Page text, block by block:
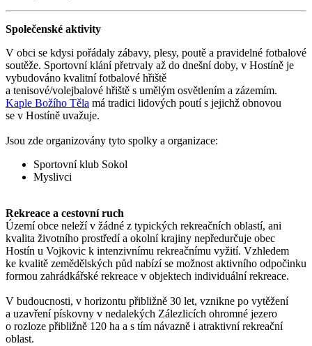
Společenské aktivity
V obci se kdysi pořádaly zábavy, plesy, poutě a pravidelné fotbalové
soutěže. Sportovní klání přetrvaly až do dnešní doby, v Hostíně je
vybudováno kvalitní fotbalové hřiště
a tenisové/volejbalové hřiště s umělým osvětlením a zázemím.
Kaple Božího Těla má tradici lidových poutí s jejichž obnovou
se v Hostíně uvažuje.
Jsou zde organizovány tyto spolky a organizace:
Sportovní klub Sokol
Myslivci
Rekreace a cestovní ruch
Území obce neleží v žádné z typických rekreačních oblastí, ani
kvalita životního prostředí a okolní krajiny nepředurčuje obec
Hostín u Vojkovic k intenzivnímu rekreačnímu vyžití. Vzhledem
ke kvalitě zemědělských půd nabízí se možnost aktivního odpočinku
formou zahrádkářské rekreace v objektech individuální rekreace.
V budoucnosti, v horizontu přibližně 30 let, vznikne po vytěžení
a uzavření pískovny v nedalekých Zálezlicích ohromné jezero
o rozloze přibližně 120 ha a s tím návazně i atraktivní rekreační
oblast.